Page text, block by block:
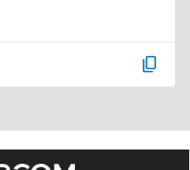
content_copy